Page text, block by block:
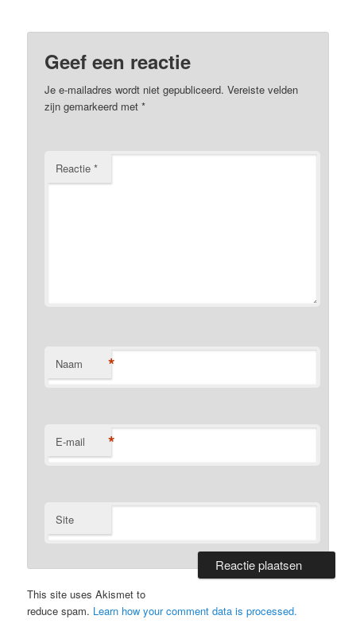
Geef een reactie
Je e-mailadres wordt niet gepubliceerd. Vereiste velden
zijn gemarkeerd met*
Reactie*
Naam *
E-mail *
Site
This site uses Akismet to
reduce spam. Learn how your comment data is processed.